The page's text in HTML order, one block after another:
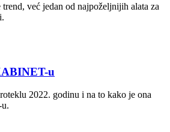
već jedan od najpoželjnijih alata za
u
2022. godinu i na to kako je ona